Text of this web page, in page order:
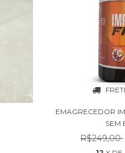
EMAGRECEDOR
SEM
R$249,00